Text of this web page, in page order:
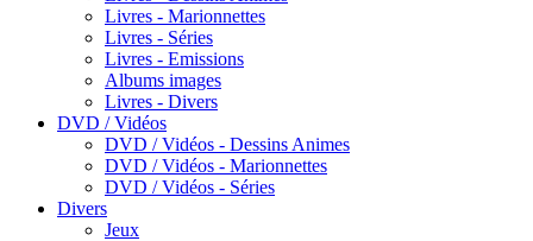
Livres - Marionnettes
Livres - Séries
Livres - Emissions
Albums images
Livres - Divers
DVD / Vidéos
DVD / Vidéos - Dessins Animes
DVD / Vidéos - Marionnettes
DVD / Vidéos - Séries
Divers
Jeux